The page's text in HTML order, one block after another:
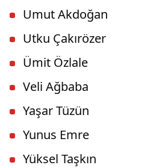
Umut Akdoğan
Utku Çakırözer
Ümit Özlale
Veli Ağbaba
Yaşar Tüzün
Yunus Emre
Yüksel Taşkın